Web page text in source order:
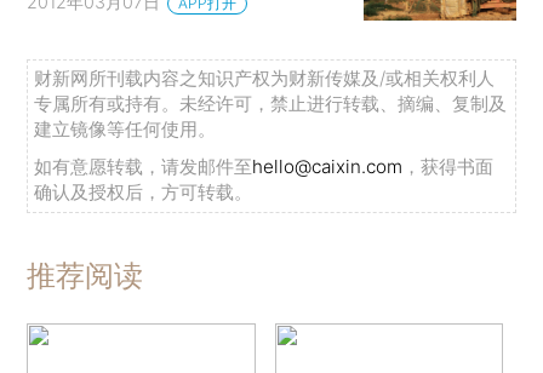
财新网所刊载内容之知识产权为财新传媒及/或相关权利人
专属所有或持有。未经许可，禁止进行转载、摘编、复制及
建立镜像等任何使用。
如有意愿转载，请发邮件至hello@caixin.com ，获得书面
确认及授权后，方可转载。
推荐阅读